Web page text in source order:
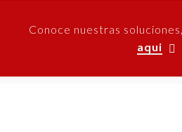
Conoce nuestras
aqui